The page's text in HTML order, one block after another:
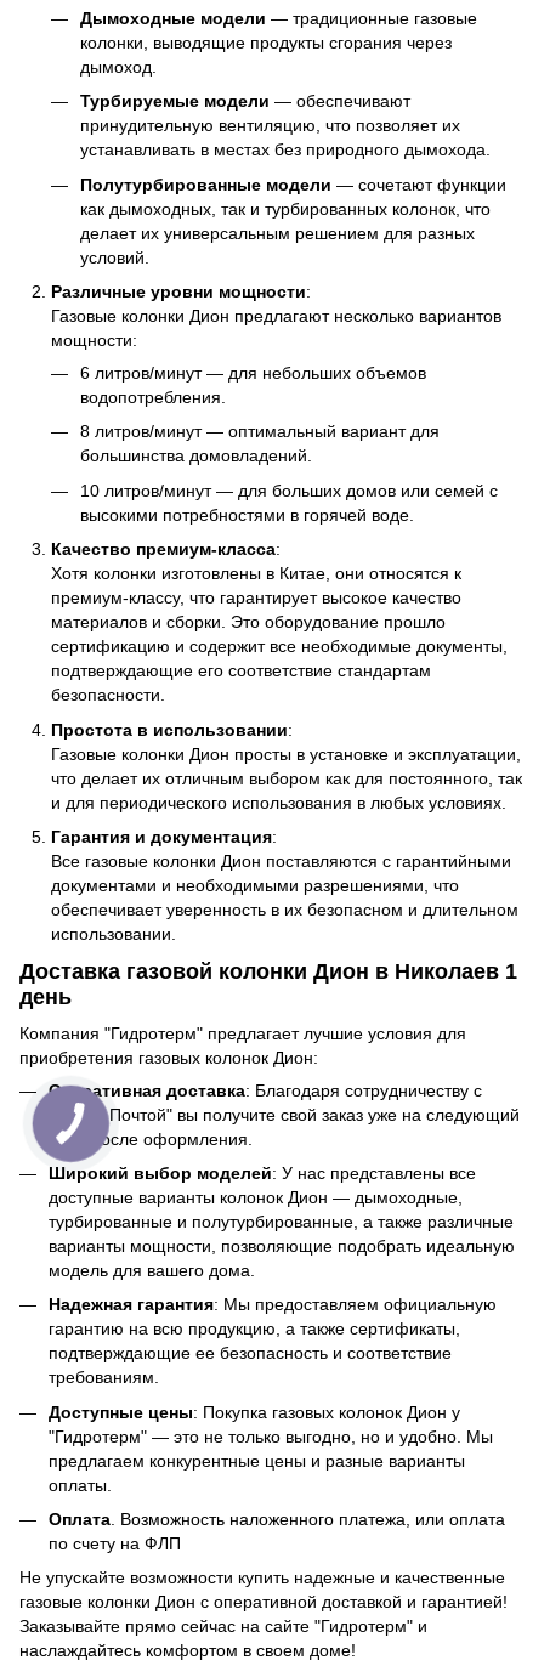
Дымоходные модели — традиционные газовые
колонки, выводящие продукты сгорания через
дымоход.
Турбируемые модели — обеспечивают
принудительную вентиляцию, что позволяет их
устанавливать в местах без природного дымохода.
Полутурбированные модели — сочетают функции
как дымоходных, так и турбированных колонок, что
делает их универсальным решением для разных
условий.
Различные уровни мощности:
Газовые колонки Дион предлагают несколько вариантов
мощности:
6 литров/минут — для небольших объемов
водопотребления.
8 литров/минут — оптимальный вариант для
большинства домовладений.
10 литров/минут — для больших домов или семей с
высокими потребностями в горячей воде.
Качество премиум-класса:
Хотя колонки изготовлены в Китае, они относятся к
премиум-классу, что гарантирует высокое качество
материалов и сборки. Это оборудование прошло
сертификацию и содержит все необходимые документы,
подтверждающие его соответствие стандартам
безопасности.
Простота в использовании:
Газовые колонки Дион просты в установке и эксплуатации,
что делает их отличным выбором как для постоянного, так
и для периодического использования в любых условиях.
Гарантия и документация:
Все газовые колонки Дион поставляются с гарантийными
документами и необходимыми разрешениями, что
обеспечивает уверенность в их безопасном и длительном
использовании.
Доставка газовой колонки Дион в Николаев 1
день
Компания "Гидротерм" предлагает лучшие условия для
приобретения газовых колонок Дион:
Оперативная доставка: Благодаря сотрудничеству с
"Новой Почтой" вы получите свой заказ уже на следующий
день после оформления.
Широкий выбор моделей: У нас представлены все
доступные варианты колонок Дион — дымоходные,
турбированные и полутурбированные, а также различные
варианты мощности, позволяющие подобрать идеальную
модель для вашего дома.
Надежная гарантия: Мы предоставляем официальную
гарантию на всю продукцию, а также сертификаты,
подтверждающие ее безопасность и соответствие
требованиям.
Доступные цены: Покупка газовых колонок Дион у
"Гидротерм" — это не только выгодно, но и удобно. Мы
предлагаем конкурентные цены и разные варианты
оплаты.
Оплата . Возможность наложенного платежа, или оплата
по счету на ФЛП
Не упускайте возможности купить надежные и качественные
газовые колонки Дион с оперативной доставкой и гарантией!
Заказывайте прямо сейчас на сайте "Гидротерм" и
наслаждайтесь комфортом в своем доме!